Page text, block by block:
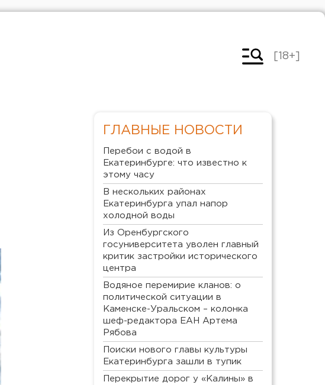
[18+]
ГЛАВНЫЕ НОВОСТИ
Перебои с водой в
Екатеринбурге: что известно к
этому часу
В нескольких районах
Екатеринбурга упал напор
холодной воды
Из Оренбургского
госуниверситета уволен главный
критик застройки исторического
центра
Водяное перемирие кланов: о
политической ситуации в
Каменске-Уральском – колонка
шеф-редактора ЕАН Артема
Рябова
Поиски нового главы культуры
Екатеринбурга зашли в тупик
Перекрытие дорог у «Калины» в